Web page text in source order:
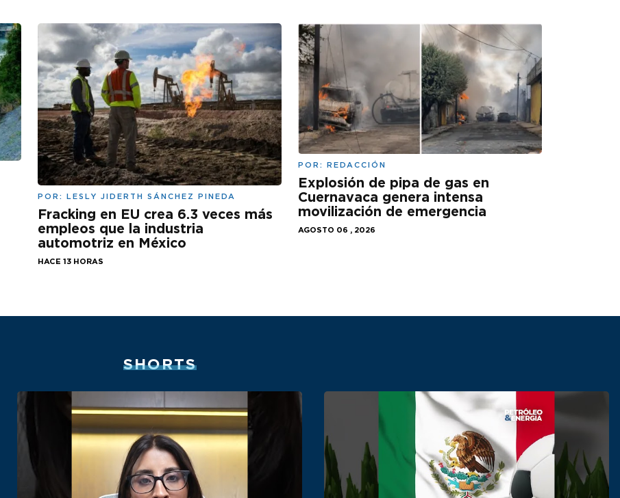
POR: LESLY JIDERTH SÁNCHEZ PINEDA
Fracking en EU crea 6.3 veces más
empleos que la industria
automotriz en México
HACE 13 HORAS
POR: REDACCIÓN
Explosión de pipa de gas en
Cuernavaca genera intensa
movilización de emergencia
AGOSTO 06 , 2026
SHORTS